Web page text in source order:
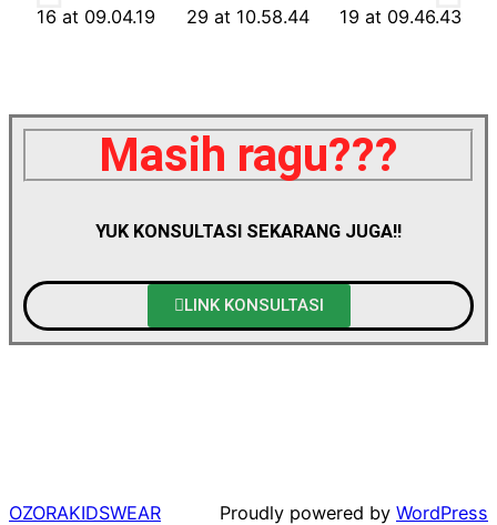
Masih ragu???
YUK KONSULTASI SEKARANG JUGA!!
LINK KONSULTASI
OZORAKIDSWEAR Proudly powered by WordPress